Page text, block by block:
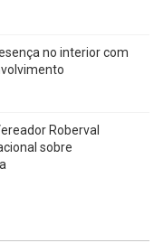
no interior com
Roberval
sobre